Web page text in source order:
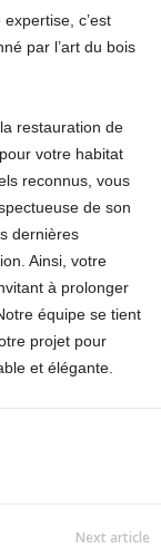
c’est
par l’art du bois
restauration de
votre habitat
reconnus, vous
de son
dernières
Ainsi, votre
à prolonger
équipe se tient
projet pour
et élégante.
Next article